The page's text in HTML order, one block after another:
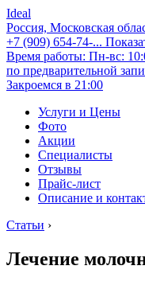
Ideal
Россия, Московская
+7 (909) 654-74-...
Время работы: Пн-вс:
по предварительной
Закроемся в 21:00
Услуги и Цены
Фото
Акции
Специалисты
Отзывы
Прайс-лист
Описание и
Статьи ›
Лечение